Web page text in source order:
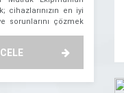
cihazlarınızın en iyi
sorunlarını çözmek
Müşteri
itibaren
Oğuz
Benzinlik
Kapı ve
yatırım